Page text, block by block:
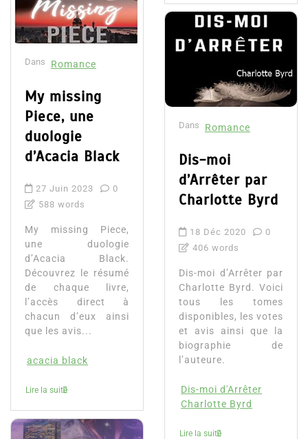
Dans Romance
My missing
Piece, une
duologie
d’Acacia Black
27 Juin 2023
0
588 words
My missing Piece,
une duologie
d’Acacia Black.
Découvrez le résumé
de chaque livre,
l’accès direct à
chacun d’eux ainsi
que les avis...
acacia black
Lire la suite
Dans Romance
Dis-moi
d’Arrêter par
Charlotte Byrd
18 Déc 2020
0
406 words
Dis-moi d’Arrêter par
Charlotte Byrd. Voici
tous les tomes
disponibles, les votes
et avis ainsi que la
biographie de
l’auteure.
Dis-moi d'Arrêter
Charlotte Byrd
Lire la suite